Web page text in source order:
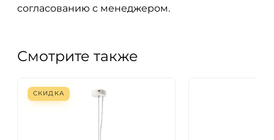
согласованию с менеджером.
Смотрите также
СКИДКА